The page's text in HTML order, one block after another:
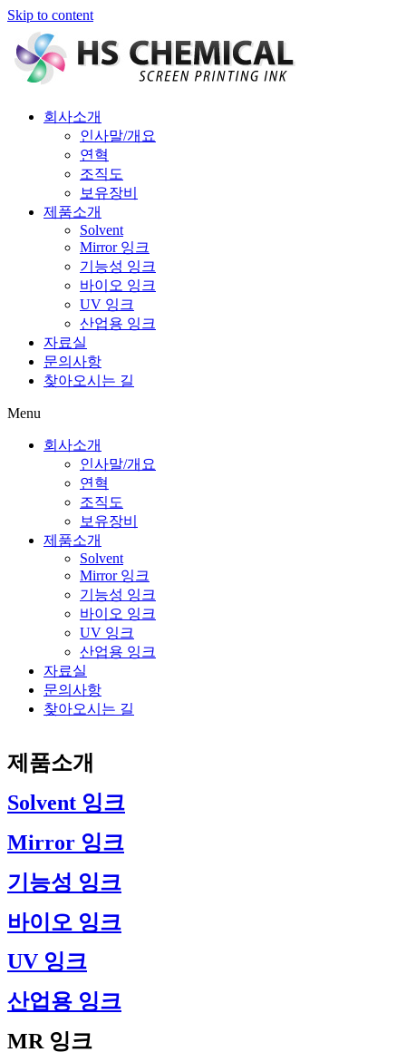
Skip to content
회사소개
인사말/개요
연혁
조직도
보유장비
제품소개
Solvent
Mirror 잉크
기능성 잉크
바이오 잉크
UV 잉크
산업용 잉크
자료실
문의사항
찾아오시는 길
Menu
회사소개
인사말/개요
연혁
조직도
보유장비
제품소개
Solvent
Mirror 잉크
기능성 잉크
바이오 잉크
UV 잉크
산업용 잉크
자료실
문의사항
찾아오시는 길
제품소개
Solvent 잉크
Mirror 잉크
기능성 잉크
바이오 잉크
UV 잉크
산업용 잉크
MR 잉크